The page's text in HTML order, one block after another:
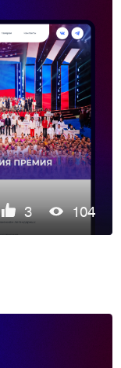
3 104